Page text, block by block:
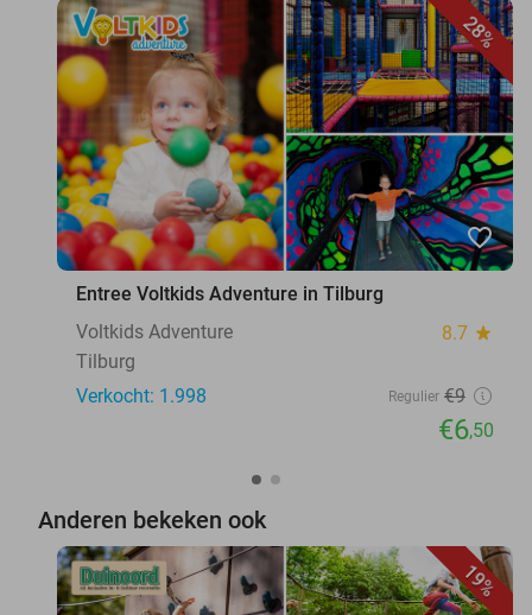
28%
favorite_border
Entree Voltkids Adventure in Tilburg
Voltkids Adventure
8.7 star
Tilburg
Verkocht: 1.998
Regulier €9
€6,50
Anderen bekeken ook
19%